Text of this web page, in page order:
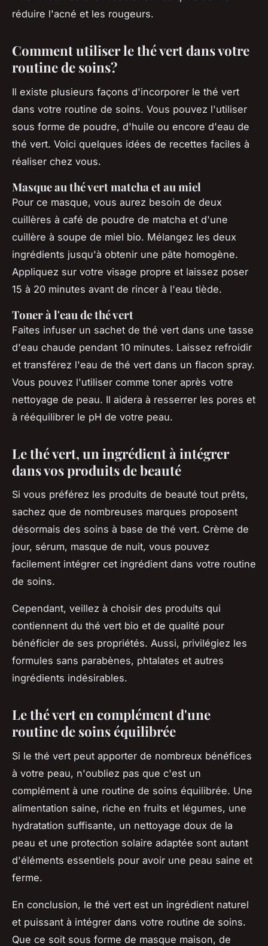
réduire l'acné et les rougeurs.
Comment utiliser le thé vert dans votre
routine de soins?
Il existe plusieurs façons d'incorporer le thé vert
dans votre routine de soins. Vous pouvez l'utiliser
sous forme de poudre, d'huile ou encore d'eau de
thé vert. Voici quelques idées de recettes faciles à
réaliser chez vous.
Masque au thé vert matcha et au miel
Pour ce masque, vous aurez besoin de deux
cuillères à café de poudre de matcha et d'une
cuillère à soupe de miel bio. Mélangez les deux
ingrédients jusqu'à obtenir une pâte homogène.
Appliquez sur votre visage propre et laissez poser
15 à 20 minutes avant de rincer à l'eau tiède.
Toner à l'eau de thé vert
Faites infuser un sachet de thé vert dans une tasse
d'eau chaude pendant 10 minutes. Laissez refroidir
et transférez l'eau de thé vert dans un flacon spray.
Vous pouvez l'utiliser comme toner après votre
nettoyage de peau. Il aidera à resserrer les pores et
à rééquilibrer le pH de votre peau.
Le thé vert, un ingrédient à intégrer
dans vos produits de beauté
Si vous préférez les produits de beauté tout prêts,
sachez que de nombreuses marques proposent
désormais des soins à base de thé vert. Crème de
jour, sérum, masque de nuit, vous pouvez
facilement intégrer cet ingrédient dans votre routine
de soins.
Cependant, veillez à choisir des produits qui
contiennent du thé vert bio et de qualité pour
bénéficier de ses propriétés. Aussi, privilégiez les
formules sans parabènes, phtalates et autres
ingrédients indésirables.
Le thé vert en complément d'une
routine de soins équilibrée
Si le thé vert peut apporter de nombreux bénéfices
à votre peau, n'oubliez pas que c'est un
complément à une routine de soins équilibrée. Une
alimentation saine, riche en fruits et légumes, une
hydratation suffisante, un nettoyage doux de la
peau et une protection solaire adaptée sont autant
d'éléments essentiels pour avoir une peau saine et
ferme.
En conclusion, le thé vert est un ingrédient naturel
et puissant à intégrer dans votre routine de soins.
Que ce soit sous forme de masque maison, de